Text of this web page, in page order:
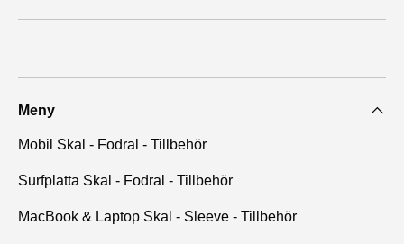
Meny
Mobil Skal - Fodral - Tillbehör
Surfplatta Skal - Fodral - Tillbehör
MacBook & Laptop Skal - Sleeve - Tillbehör